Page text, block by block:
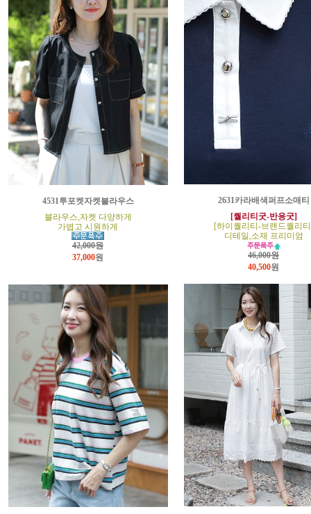
4531투포켓자켓블라우스
블라우스,자켓 다양하게
가볍고 시원하게
42,000원
37,000원
2631카라배색퍼프소매티
[퀄리티굿-반응굿]
[하이퀄리티-브랜드퀄리
디테일,소재 프리미엄
46,000원
40,500원